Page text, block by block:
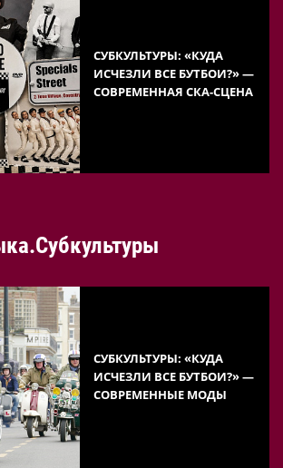
СУБКУЛЬТУРЫ: «КУДА
ИСЧЕЗЛИ ВСЕ БУТБОИ?» —
СОВРЕМЕННАЯ СКА-СЦЕНА
СУБКУЛЬТУРЫ: «КУДА
ИСЧЕЗЛИ ВСЕ БУТБОИ?» —
СОВРЕМЕННЫЕ МОДЫ